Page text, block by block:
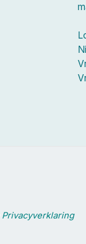
Privacyverklaring